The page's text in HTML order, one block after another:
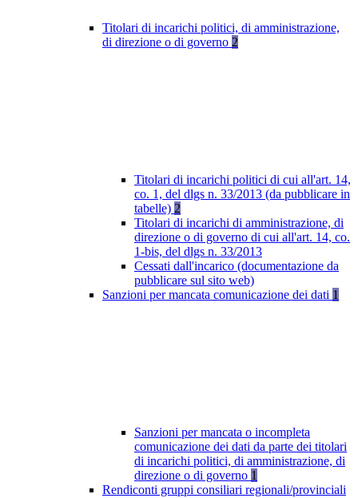
Titolari di incarichi politici, di amministrazione,
di direzione o di governo 2
Titolari di incarichi politici di cui all'art. 14,
co. 1, del dlgs n. 33/2013 (da pubblicare in
tabelle) 2
Titolari di incarichi di amministrazione, di
direzione o di governo di cui all'art. 14, co.
1-bis, del dlgs n. 33/2013
Cessati dall'incarico (documentazione da
pubblicare sul sito web)
Sanzioni per mancata comunicazione dei dati 1
Sanzioni per mancata o incompleta
comunicazione dei dati da parte dei titolari
di incarichi politici, di amministrazione, di
direzione o di governo 1
Rendiconti gruppi consiliari regionali/provinciali